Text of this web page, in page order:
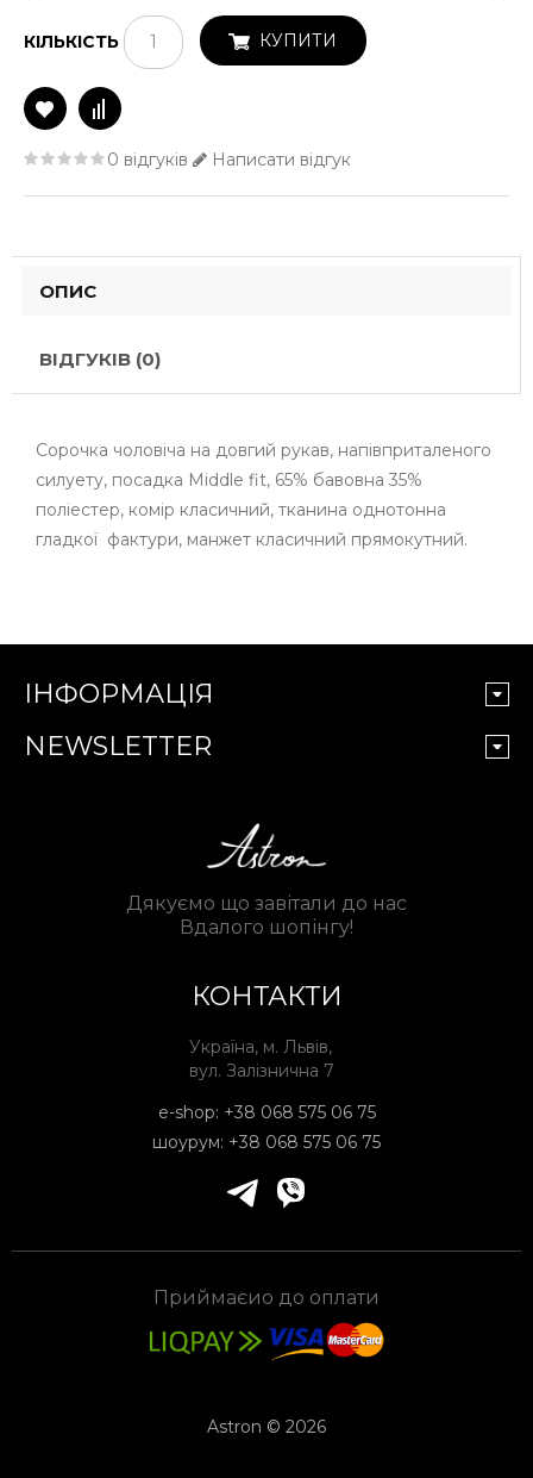
КІЛЬКІСТЬ КУПИТИ
0 відгуків Написати відгук
ОПИС
ВІДГУКІВ (0)
Сорочка чоловіча на довгий рукав, напівприталеного
силуету, посадка Middle fit, 65% бавовна 35%
поліестер, комір класичний, тканина однотонна
гладкої фактури, манжет класичний прямокутний.
ІНФОРМАЦІЯ
Дякуємо що завітали до нас
Вдалого шопінгу!
NEWSLETTER
КОНТАКТИ
Україна, м. Львів,
вул. Залізнична 7
e-shop: +38 068 575 06 75
шоурум: +38 068 575 06 75
Приймаєио до оплати
Astron © 2026